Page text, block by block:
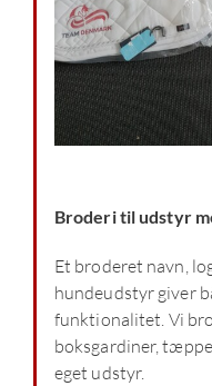
Broderi til udstyr
Et broderet navn,
hundeudstyr giver
funktionalitet. Vi
boksgardiner,
eget udstyr.